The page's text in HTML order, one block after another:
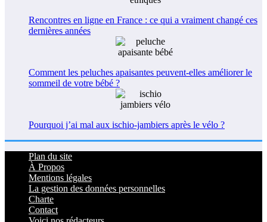
Rencontres en ligne en France : ce qui a vraiment changé ces
dernières années
Comment les peluches apaisantes peuvent-elles améliorer le
sommeil de votre bébé ?
Pourquoi j’ai mal aux ischio-jambiers après le vélo ?
Plan du site
À Propos
Mentions légales
La gestion des données personnelles
Charte
Contact